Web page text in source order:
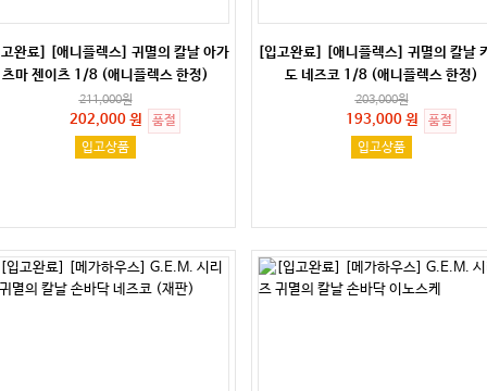
완료] [애니플렉스] 귀멸의 칼날 아가
츠마 젠이츠 1/8 (애니플렉스 한정)
211,000원
202,000 원
품절
입고상품
[입고완료] [애니플렉스] 귀멸의 칼날
도 네즈코 1/8 (애니플렉스 한정)
203,000원
193,000 원
품절
입고상품